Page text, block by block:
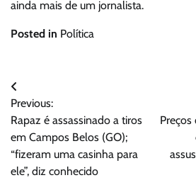
ainda mais de um jornalista.
Posted in Política
Navegação
de
Post
Previous:
Rapaz é assassinado a tiros
em Campos Belos (GO);
“fizeram uma casinha para
ele”, diz conhecido
Preços